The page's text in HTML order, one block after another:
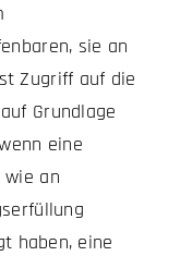
sie an
Zugriff auf die
Grundlage
eine
an
haben, eine